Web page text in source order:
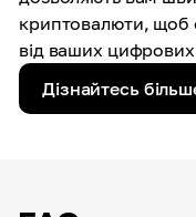
криптовалюти, щоб
від ваших цифрових
Дізнайтесь